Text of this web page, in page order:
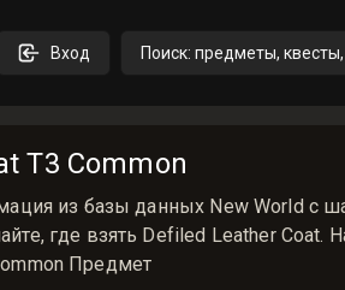
Вход Поиск: предметы,
T3 Common
из базы данных New World с
где взять Defiled Leather Coat.
Предмет